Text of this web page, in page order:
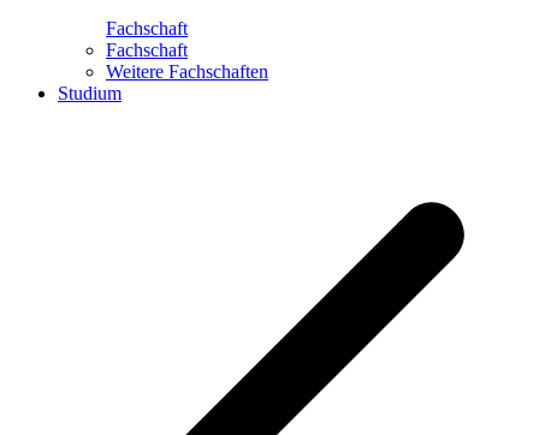
Fachschaft
Fachschaft
Weitere Fachschaften
Studium